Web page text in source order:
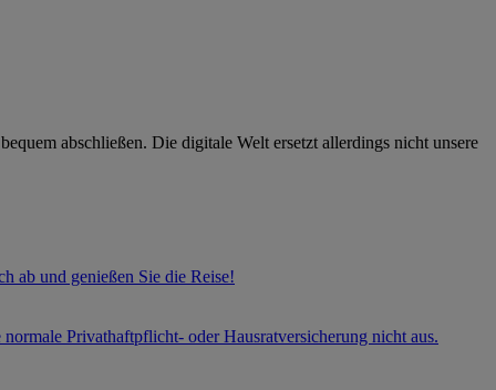
abschließen. Die digitale Welt ersetzt allerdings nicht unsere
ab und genießen Sie die Reise!
Privathaftpflicht- oder Hausratversicherung nicht aus.